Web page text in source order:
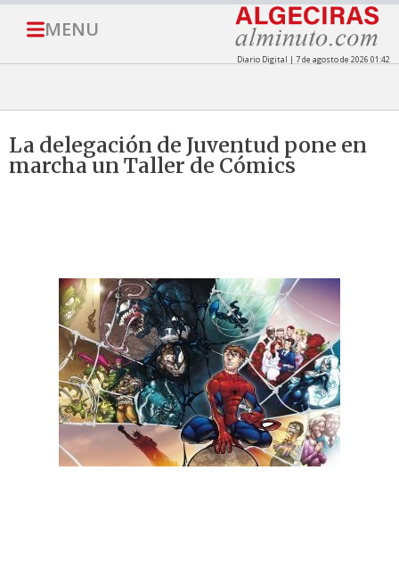
MENU
Diario Digital | 7 de agosto de 2026 01:42
La delegación de Juventud pone en
marcha un Taller de Cómics